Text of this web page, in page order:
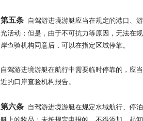
第五条 自驾游进境游艇应当在规定的港口、
光活动；但是，由于不可抗力等原因，无法在
岸查验机构同意后，可以在指定区域停靠。
自驾游进境游艇在航行中需要临时停靠的，应
近的口岸查验机构报告。
第六条 自驾游进境游艇在规定水域航行、停